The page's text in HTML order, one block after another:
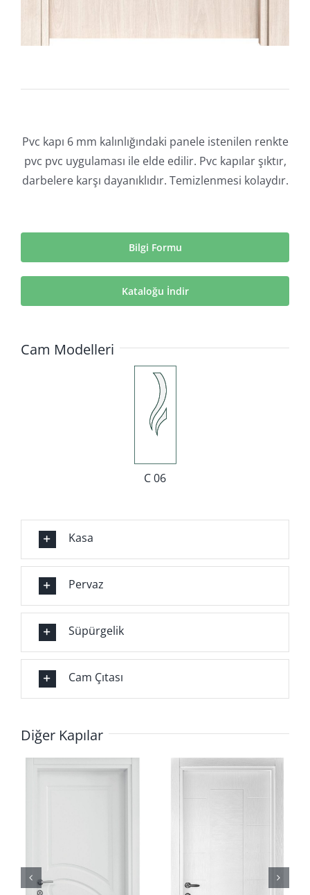
Pvc kapı 6 mm kalınlığındaki panele istenilen renkte
pvc pvc uygulaması ile elde edilir. Pvc kapılar şıktır,
darbelere karşı dayanıklıdır. Temizlenmesi kolaydır.
Bilgi Formu
Kataloğu İndir
Cam Modelleri
C 06
Kasa
Pervaz
Süpürgelik
Cam Çıtası
Diğer Kapılar